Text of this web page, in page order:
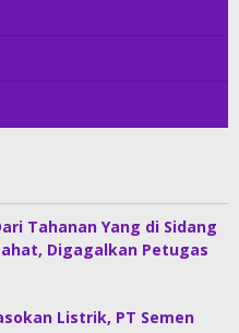
Tahanan Yang di Sidang
Digagalkan Petugas
Listrik, PT Semen